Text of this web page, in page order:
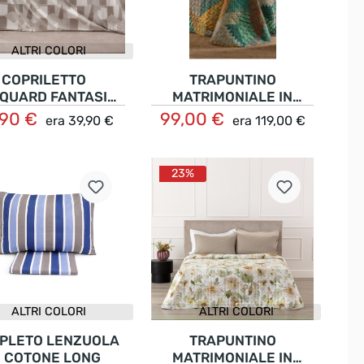
ALTRI COLORI
COPRILETTO
FANTASIA
ARMONY
€ era39,90 €
Dettagli
TRAPUNTINO
MATRIMONIALE IN
PERCALLE STAMPA
DIGITALE RIVIERA
99,00 € era 119,00 €
Nel carrello
ALTRI COLORI
LENZUOLA
COTONE LONG
ALTRI COLORI
23%
TRAPUNTINO
MATRIMONIALE IN